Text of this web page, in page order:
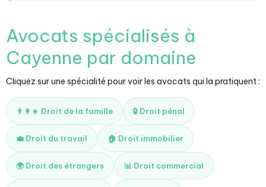
Avocats spécialisés à
Cayenne par domaine
Cliquez sur une spécialité pour voir les avocats qui la pratiquent :
👨‍👩‍👧 Droit de la famille 🔒 Droit pénal
💼 Droit du travail 🏠 Droit immobilier
🌍 Droit des étrangers 📊 Droit commercial